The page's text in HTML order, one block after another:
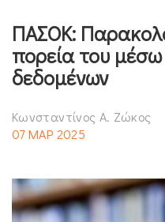
ΠΑΣΟΚ:
πορεία του
δεδομένων
Κωνσταντίνος Α. Ζώκος
07 ΜΑΡ 2025